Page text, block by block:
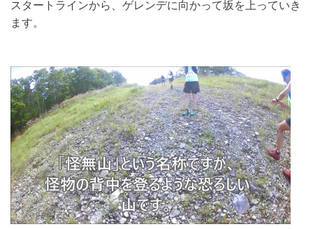
スタートラインから、ゲレンデに向かって坂を上っていき
ます。